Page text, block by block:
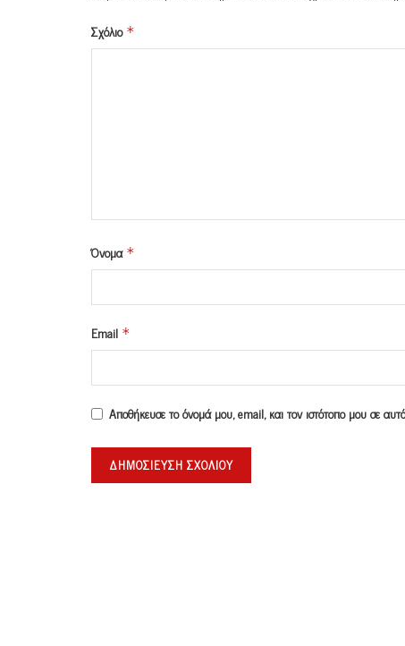
Σχόλιο *
Όνομα *
Email *
Αποθήκευσε το όνομά μου, email, και τον ιστότοπο μου σε